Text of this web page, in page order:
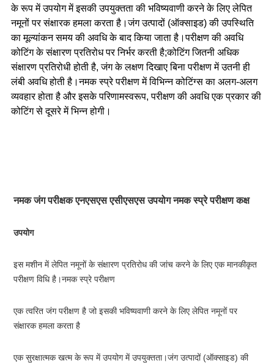
के रूप में उपयोग में इसकी उपयुक्तता की भविष्यवाणी करने के लिए लेपित
नमूनों पर संक्षारक हमला करता है।जंग उत्पादों (ऑक्साइड) की उपस्थिति
का मूल्यांकन समय की अवधि के बाद किया जाता है।परीक्षण की अवधि
कोटिंग के संक्षारण प्रतिरोध पर निर्भर करती है;कोटिंग जितनी अधिक
संक्षारण प्रतिरोधी होती है, जंग के लक्षण दिखाए बिना परीक्षण में उतनी ही
लंबी अवधि होती है।नमक स्प्रे परीक्षण में विभिन्न कोटिंग्स का अलग-अलग
व्यवहार होता है और इसके परिणामस्वरूप, परीक्षण की अवधि एक प्रकार की
कोटिंग से दूसरे में भिन्न होगी।
नमक जंग परीक्षक एनएसएस एसीएसएस उपयोग नमक स्प्रे परीक्षण कक्ष
उपयोग
इस मशीन में लेपित नमूनों के संक्षारण प्रतिरोध की जांच करने के लिए एक मानकीकृत
परीक्षण विधि है।नमक स्प्रे परीक्षण
एक त्वरित जंग परीक्षण है जो इसकी भविष्यवाणी करने के लिए लेपित नमूनों पर
संक्षारक हमला करता है
एक सुरक्षात्मक खत्म के रूप में उपयोग में उपयुक्तता।जंग उत्पादों (ऑक्साइड) की